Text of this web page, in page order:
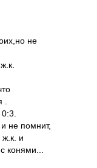
не
не помнит,
и
конями...